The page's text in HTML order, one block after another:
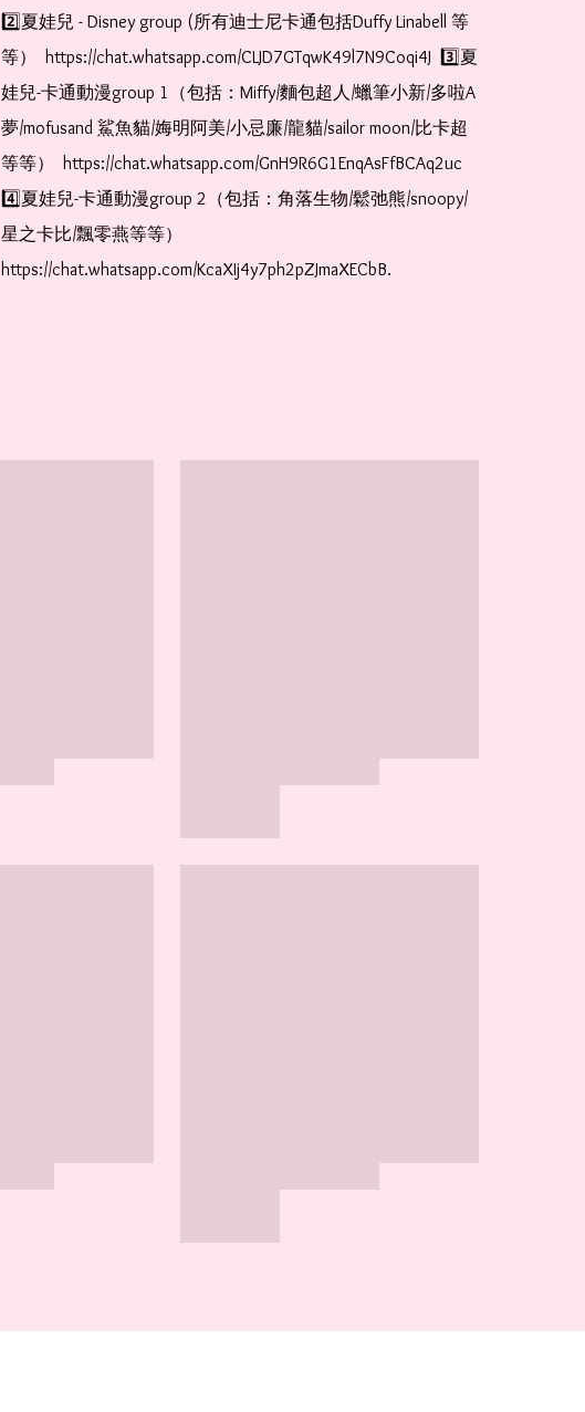
2️⃣夏娃兒 - Disney group (所有迪士尼卡通包括Duffy Linabell 等
等）  https://chat.whatsapp.com/CLJD7GTqwK49l7N9Coqi4J  3️⃣夏
娃兒-卡通動漫group 1（包括：Miffy/麵包超人/蠟筆小新/多啦A
夢/mofusand 鯊魚貓/娒明阿美/小忌廉/龍貓/sailor moon/比卡超
等等）  https://chat.whatsapp.com/GnH9R6G1EnqAsFfBCAq2uc
4️⃣夏娃兒-卡通動漫group 2（包括：角落生物/鬆弛熊/snoopy/
星之卡比/飄零燕等等）
https://chat.whatsapp.com/KcaXIj4y7ph2pZJmaXECbB.